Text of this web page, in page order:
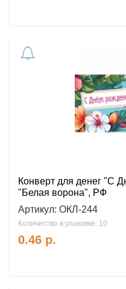
Конверт для денег "С
"Белая ворона", РФ
Артикул: ОКЛ-244
Количество в упаковке: 10
0.46 р.